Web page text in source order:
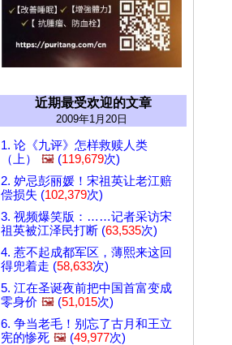
近期最受欢迎的文章
2009年1月20日
1. 论《九评》怎样救赎人类
（上）
🖼️ (119,679次)
2. 妒忌彭丽媛！宋祖英让老江赔
偿损失 (102,379次)
3. 视频爆笑版：……记者采访宋
祖英被江泽民打断 (63,535次)
4. 惹不起成都军区，薄熙来这回
得兜着走 (58,633次)
5. 江在圣诞夜前把中国首富变成
零身价 🖼️ (51,015次)
6. 争当老毛！别忘了古月和王立
宪的惨死 🖼️ (49,977次)